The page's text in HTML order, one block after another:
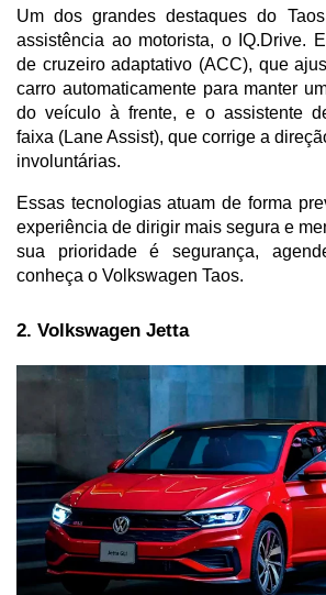
Um dos grandes destaques do
assistência ao motorista, o IQ.Drive.
de cruzeiro adaptativo (ACC), que
carro automaticamente para manter
do veículo à frente, e o assistente
faixa (Lane Assist), que corrige a
involuntárias.
Essas tecnologias atuam de forma
experiência de dirigir mais segura e
sua prioridade é segurança,
conheça o Volkswagen Taos.
2. Volkswagen Jetta